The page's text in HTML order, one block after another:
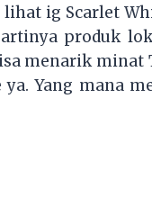
ig Scarlet
produk
menarik
ya. Yang mana